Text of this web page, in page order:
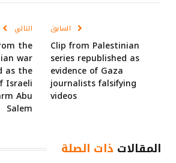
السابق
Clip from Palestinian
series republished as
evidence of Gaza
journalists falsifying
videos
التالي
the
war
as the
Israeli
Abu
Salem
المقالات ذات الصلة